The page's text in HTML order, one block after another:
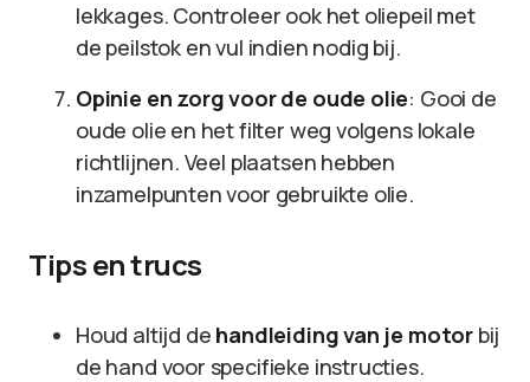
lekkages. Controleer ook het oliepeil met
de peilstok en vul indien nodig bij.
Opinie en zorg voor de oude olie: Gooi de
oude olie en het filter weg volgens lokale
richtlijnen. Veel plaatsen hebben
inzamelpunten voor gebruikte olie.
Tips en trucs
Houd altijd de handleiding van je motor bij
de hand voor specifieke instructies.